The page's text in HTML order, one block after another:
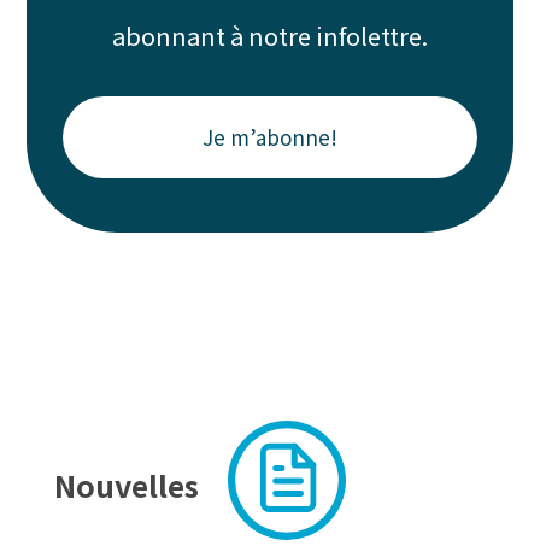
abonnant à notre infolettre.
Je m’abonne!
Nouvelles